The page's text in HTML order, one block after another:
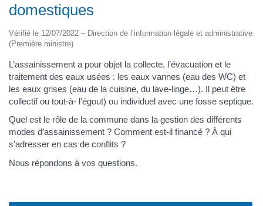
domestiques
Vérifié le 12/07/2022 – Direction de l’information légale et administrative
(Première ministre)
L’assainissement a pour objet la collecte, l’évacuation et le
traitement des eaux usées : les eaux vannes (eau des WC) et
les eaux grises (eau de la cuisine, du lave-linge…). Il peut être
collectif ou tout-à- l’égout) ou individuel avec une fosse septique.
Quel est le rôle de la commune dans la gestion des différents
modes d’assainissement ? Comment est-il financé ? À qui
s’adresser en cas de conflits ?
Nous répondons à vos questions.